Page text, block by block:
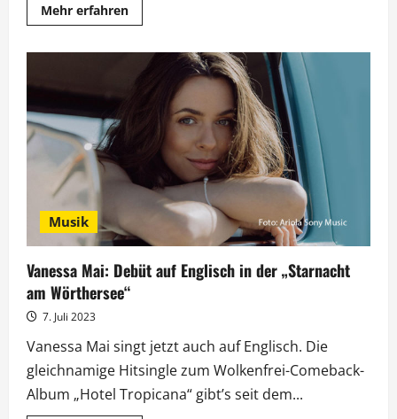
Mehr erfahrenMehr
Informationen
Eurovisionspremiere
der
„Starnacht
am
Wörthersee“
Musik
Vanessa Mai: Debüt auf Englisch in der „Starnacht
am Wörthersee“
7. Juli 2023
Vanessa Mai singt jetzt auch auf Englisch. Die
gleichnamige Hitsingle zum Wolkenfrei-Comeback-
Album „Hotel Tropicana“ gibt’s seit dem...